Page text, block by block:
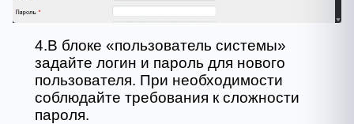
4.В блоке «пользователь системы»
задайте логин и пароль для нового
пользователя. При необходимости
соблюдайте требования к сложности
пароля.